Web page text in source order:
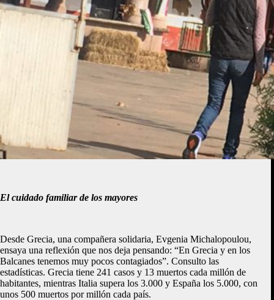
El cuidado familiar de los mayores
Desde Grecia, una compañera solidaria, Evgenia Michalopoulou,
ensaya una reflexión que nos deja pensando: “En Grecia y en los
Balcanes tenemos muy pocos contagiados”. Consulto las
estadísticas. Grecia tiene 241 casos y 13 muertos cada millón de
habitantes, mientras Italia supera los 3.000 y España los 5.000, con
unos 500 muertos por millón cada país.